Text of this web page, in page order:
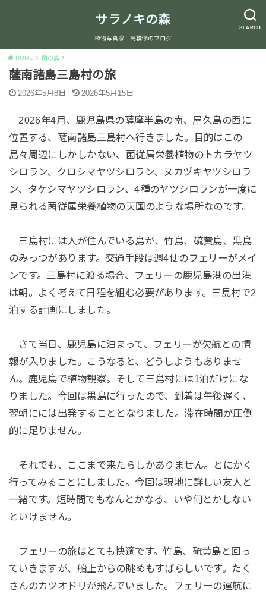
SEARCH
サラノキの森
植物写真家 高橋修のブログ
HOME 南の島
薩南諸島三島村の旅
2026年5月8日 2026年5月15日
2026年4月、鹿児島県の薩摩半島の南、屋久島の西に
位置する、薩南諸島三島村へ行きました。目的はこの
島々周辺にしかしかない、菌従属栄養植物のトカラヤツ
シロラン、クロシマヤツシロラン、ヌカヅキヤツシロラ
ン、タケシマヤツシロラン、4種のヤツシロランが一度に
見られる菌従属栄養植物の天国のような場所なのです。
三島村には人が住んでいる島が、竹島、硫黄島、黒島
のみっつがあります。交通手段は週4便のフェリーがメイ
ンです。三島村に渡る場合、フェリーの鹿児島港の出港
は朝。よく考えて日程を組む必要があります。三島村で2
泊する計画にしました。
さて当日、鹿児島に泊まって、フェリーが欠航との情
報が入りました。こうなると、どうしようもありませ
ん。鹿児島で植物観察。そして三島村には1泊だけにな
りました。今回は黒島に行ったので、到着は午後遅く、
翌朝にには出発することとなりました。滞在時間が圧倒
的に足りません。
それでも、ここまで来たらしかありません。とにかく
行ってみることにしました。今回は現地に詳しい友人と
一緒です。短時間でもなんとかなる、いや何とかしない
といけません。
フェリーの旅はとても快適です。竹島、硫黄島と回っ
ていきますが、船上からの眺めもすばらしいです。たく
さんのカツオドリが飛んでいました。フェリーの運航に